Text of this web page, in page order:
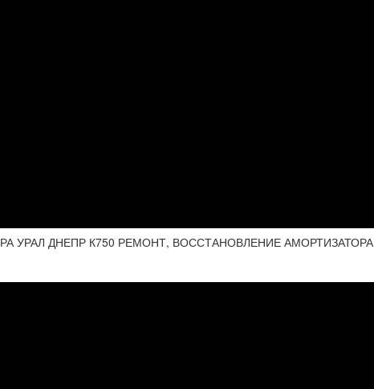
УРАЛ ДНЕПР К750 РЕМОНТ, ВОССТАНОВЛЕНИЕ АМОРТИЗАТОРА